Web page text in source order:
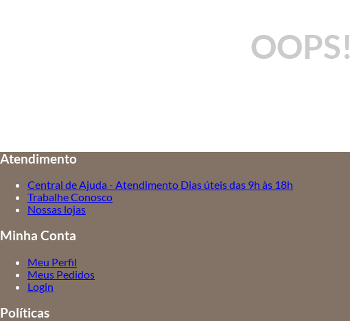
OOPS!
Atendimento
Central de Ajuda - Atendimento Dias úteis das 9h às 18h
Trabalhe Conosco
Nossas lojas
Minha Conta
Meu Perfil
Meus Pedidos
Login
Políticas